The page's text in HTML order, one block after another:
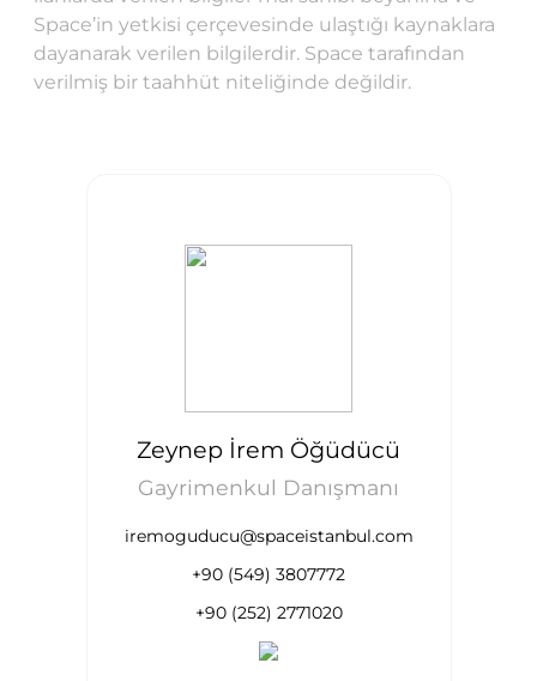
Space’in yetkisi çerçevesinde ulaştığı kaynaklara
dayanarak verilen bilgilerdir. Space tarafından
verilmiş bir taahhüt niteliğinde değildir.
Zeynep İrem Öğüdücü
Gayrimenkul Danışmanı
iremoguducu@spaceistanbul.com
+90 (549) 3807772
+90 (252) 2771020